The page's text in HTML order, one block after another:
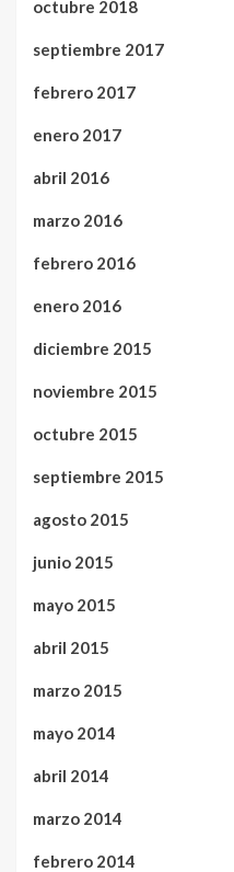
octubre 2018
septiembre 2017
febrero 2017
enero 2017
abril 2016
marzo 2016
febrero 2016
enero 2016
diciembre 2015
noviembre 2015
octubre 2015
septiembre 2015
agosto 2015
junio 2015
mayo 2015
abril 2015
marzo 2015
mayo 2014
abril 2014
marzo 2014
febrero 2014